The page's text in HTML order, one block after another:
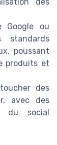
Google ou
standards
poussant
produits et
des
avec des
du social